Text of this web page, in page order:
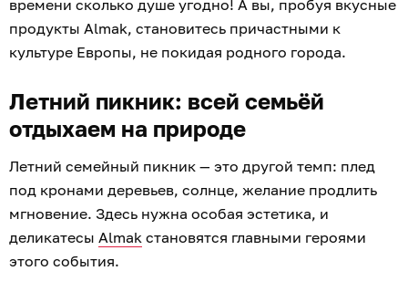
времени сколько душе угодно! А вы, пробуя вкусные
продукты Almak, становитесь причастными к
культуре Европы, не покидая родного города.
Летний пикник: всей семьёй
отдыхаем на природе
Летний семейный пикник — это другой темп: плед
под кронами деревьев, солнце, желание продлить
мгновение. Здесь нужна особая эстетика, и
деликатесы Almak становятся главными героями
этого события.